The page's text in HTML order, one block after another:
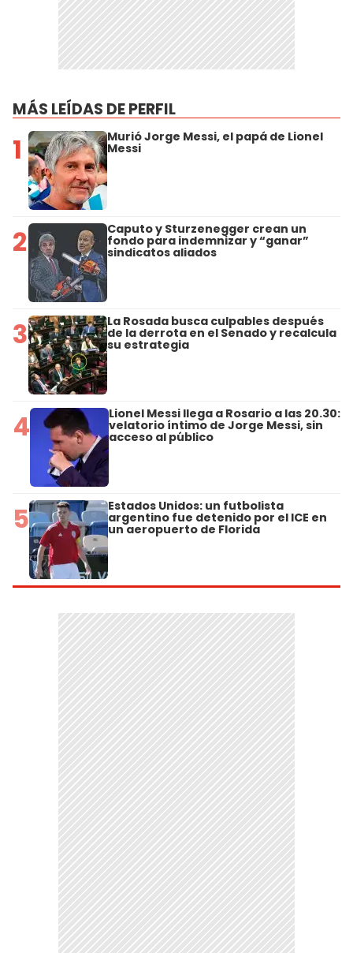
MÁS LEÍDAS DE PERFIL
1 Murió Jorge Messi, el papá de Lionel
Messi
2 Caputo y Sturzenegger crean un
fondo para indemnizar y “ganar”
sindicatos aliados
3 La Rosada busca culpables después
de la derrota en el Senado y recalcula
su estrategia
4 Lionel Messi llega a Rosario a las 20.30:
velatorio íntimo de Jorge Messi, sin
acceso al público
5 Estados Unidos: un futbolista
argentino fue detenido por el ICE en
un aeropuerto de Florida